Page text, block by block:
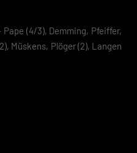
Pape (4/3), Demming, Pfeiffer,
Müskens, Plöger (2), Langen